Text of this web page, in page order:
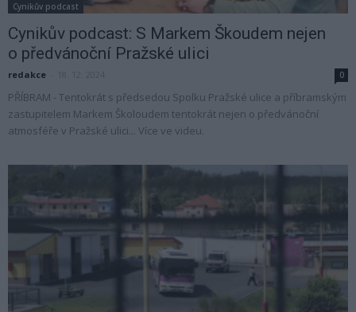
Cynikův podcast
Cynikův podcast: S Markem Škoudem nejen
o předvánoční Pražské ulici
redakce 0
PŘÍBRAM - Tentokrát s předsedou Spolku Pražské ulice a příbramským
zastupitelem Markem Školoudem tentokrát nejen o předvánoční
atmosféře v Pražské ulici... Více ve videu.